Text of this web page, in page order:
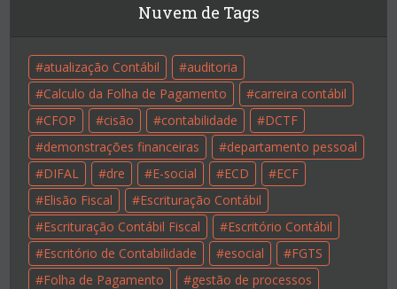
Nuvem de Tags
atualização Contábil
auditoria
Calculo da Folha de Pagamento
carreira contábil
CFOP
cisão contabilidade
DCTF
demonstrações financeiras
departamento pessoal
DIFAL
dre E-social ECD
ECF
Elisão Fiscal
Escrituração Contábil
Escrituração Contábil Fiscal
Escritório Contábil
Escritório de Contabilidade
esocial
FGTS
Folha de Pagamento
gestão de processos